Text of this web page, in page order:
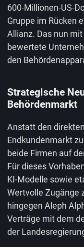
600-Millionen-US-
Gruppe im Rücken
Allianz. Das nun
bewertete
den
Strategische
Behördenmarkt
Anstatt den
Endkundenmarkt
beide Firmen auf
Für dieses
KI-Modelle sowie
Wertvolle Zugänge
hingegen Aleph
Verträge mit dem
der